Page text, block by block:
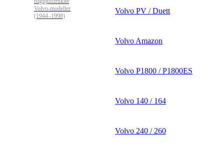
Volvo-modeller
(1944–1998)
Volvo PV / Duett
Volvo Amazon
Volvo P1800 / P1800ES
Volvo 140 / 164
Volvo 240 / 260